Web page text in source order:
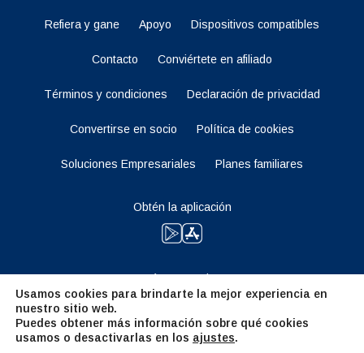
Refiera y gane Apoyo Dispositivos compatibles
Contacto Conviértete en afiliado
Términos y condiciones Declaración de privacidad
Convertirse en socio Política de cookies
Soluciones Empresariales Planes familiares
Obtén la aplicación
Manténganse al tanto
Usamos cookies para brindarte la mejor experiencia en
nuestro sitio web.
Puedes obtener más información sobre qué cookies
usamos o desactivarlas en los ajustes.